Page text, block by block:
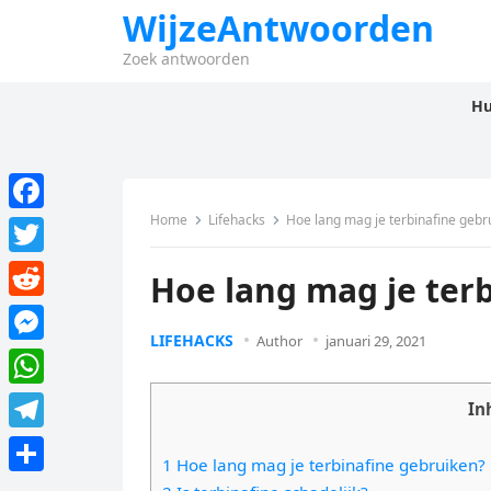
WijzeAntwoorden
Zoek antwoorden
Home Lifehacks Hoe lang mag je terbinafine
Hoe lang mag je
LIFEHACKS Author januari 29, 2021
1 Hoe lang mag je terbinafine gebruiken?
F
a
c
e
b
o
o
k
T
w
i
t
t
e
R
e
d
d
M
e
s
s
W
h
a
T